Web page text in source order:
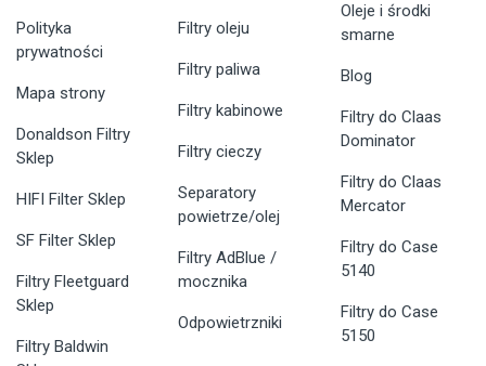
Polityka
prywatności
Mapa strony
Donaldson Filtry
Sklep
HIFI Filter Sklep
SF Filter Sklep
Filtry Fleetguard
Sklep
Filtry Baldwin
Filtry oleju
Filtry paliwa
Filtry kabinowe
Filtry cieczy
Separatory
powietrze/olej
Filtry AdBlue /
mocznika
Odpowietrzniki
Oleje i środki
smarne
Blog
Filtry do Claas
Dominator
Filtry do Claas
Mercator
Filtry do Case
5140
Filtry do Case
5150